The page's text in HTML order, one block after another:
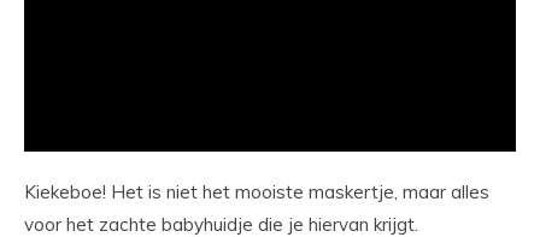
Kiekeboe! Het is niet het mooiste maskertje, maar alles
voor het zachte babyhuidje die je hiervan krijgt.